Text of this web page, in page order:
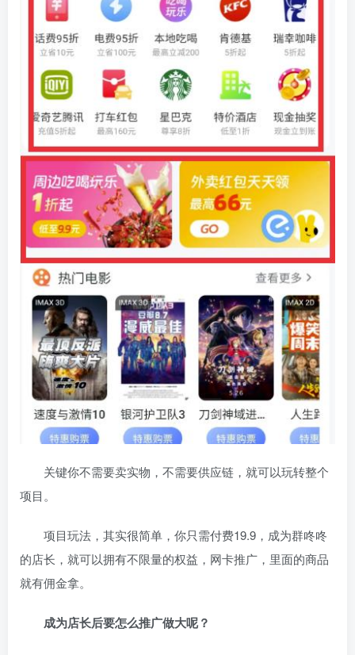
关键你不需要卖实物，不需要供应链，就可以玩转整个
项目。
项目玩法，其实很简单，你只需付费19.9，成为群咚咚
的店长，就可以拥有不限量的权益，网卡推广，里面的商品
就有佣金拿。
成为店长后要怎么推广做大呢？